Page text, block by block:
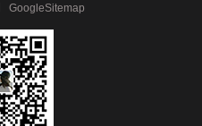
GoogleSitemap